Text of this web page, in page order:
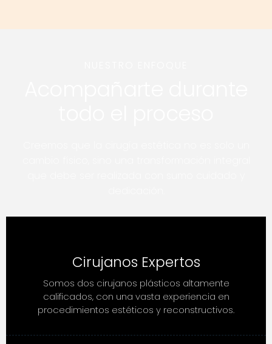
Cirujanos Expertos
Somos dos cirujanos plásticos altamente
calificados, con una vasta experiencia en
procedimientos estéticos y reconstructivos.